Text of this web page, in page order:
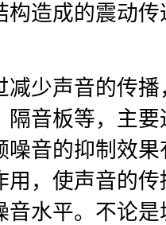
构造成的震动
减少声音的传
隔音板等，主
噪音的抑制效
用，使声音的
音水平。不论